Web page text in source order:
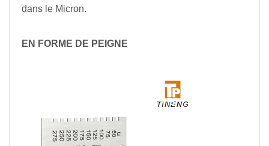
dans le Micron.
EN FORME DE PEIGNE